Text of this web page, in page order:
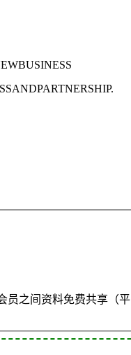
之间资料免费共享（